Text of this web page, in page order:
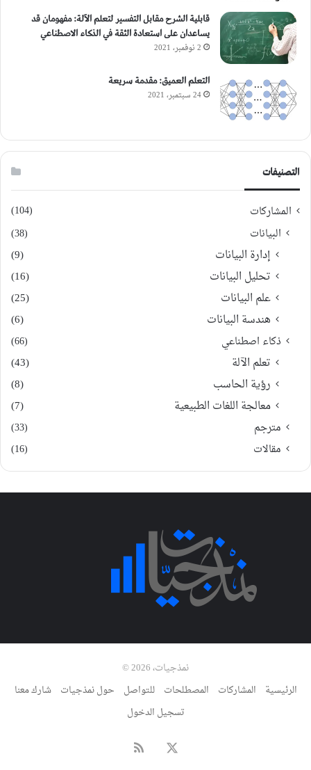
قابلية الشرح مقابل التفسير لتعلم الآلة: مفهومان قد
يساعدان على استعادة الثقة في الذكاء الاصطناعي
2 نوفمبر، 2021
التعلم العميق: مقدمة سريعة
24 سبتمبر، 2021
التصنيفات
المشاركات (104)
البيانات (38)
إدارة البيانات
(9)
تحليل البيانات
(16)
علم البيانات
(25)
هندسة البيانات
(6)
ذكاء اصطناعي (66)
تعلم الآلة
(43)
رؤية الحاسب
(8)
معالجة اللغات الطبيعية
(7)
مترجم
(33)
مقالات
(16)
نمذجيات، 2026 ©
الرئيسية المشاركات المصطلحات للتواصل حول نمذجيات شارك معنا
تسجيل الدخول